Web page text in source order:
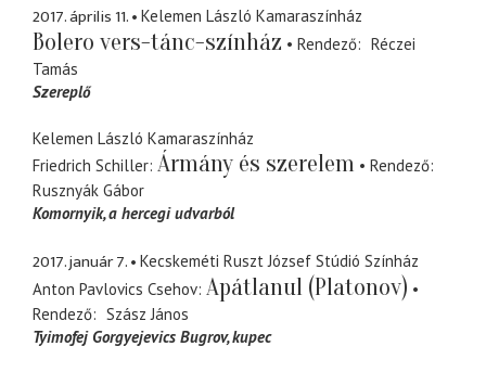
2017. április 11. Kelemen László Kamaraszínház
Bolero vers-tánc-színház Rendező
Réczei
Tamás
Szereplő
Kelemen László Kamaraszínház
Friedrich Schiller Ármány és szerelem
Rendező
Rusznyák Gábor
Komornyik a hercegi udvarból
2017. január 7.
Kecskeméti Ruszt József Stúdió Színház
Anton Pavlovics Csehov Apátlanul (Platonov)
Rendező
Szász János
Tyimofej Gorgyejevics Bugrov kupec